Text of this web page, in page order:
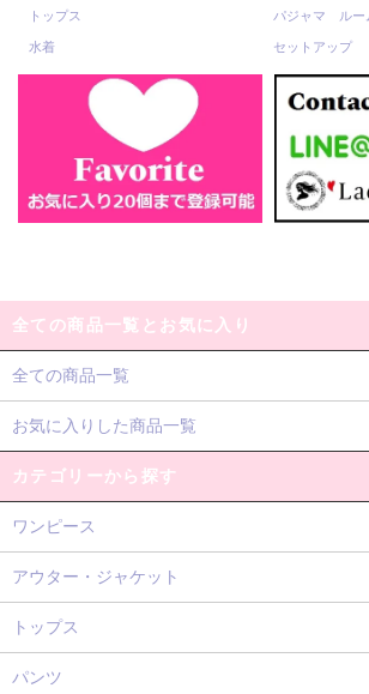
トップス パジャマ ルー
水着 セットアップ
全ての商品一覧とお気に入り
全ての商品一覧
お気に入りした商品一覧
カテゴリーから探す
ワンピース
アウター・ジャケット
トップス
パンツ